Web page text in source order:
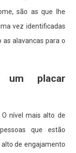
são as que lhe
vez identificadas
as alavancas para o
um placar
nível mais alto de
que estão
de engajamento